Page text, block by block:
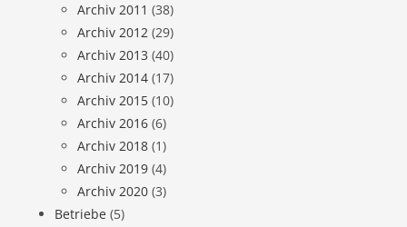
Archiv 2011 (38)
Archiv 2012 (29)
Archiv 2013 (40)
Archiv 2014 (17)
Archiv 2015 (10)
Archiv 2016 (6)
Archiv 2018 (1)
Archiv 2019 (4)
Archiv 2020 (3)
Betriebe (5)